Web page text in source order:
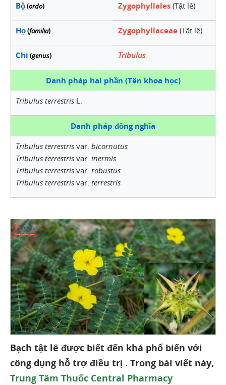
Bộ(ordo) Zygophyllales (Tật lê)
Họ(familia) Zygophyllaceae (Tật lê)
Chi (genus) Tribulus
Danh pháp hai phần (Tên khoa học)
Tribulus terrestris L.
Danh pháp đồng nghĩa
Tribulus terrestris var. bicornutus
Tribulus terrestris var. inermis
Tribulus terrestris var. robustus
Tribulus terrestris var. terrestris
Bạch tật lê được biết đến khá phổ biến với
công dụng hỗ trợ điều trị . Trong bài viết này,
Trung Tâm Thuốc Central Pharmacy